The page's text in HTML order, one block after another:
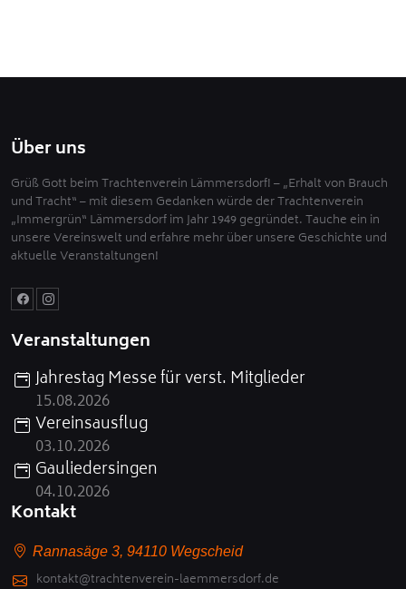
Über uns
Grüß Gott beim Trachtenverein Lämmersdorf! – „Erhalt von Brauch
und Tracht“ – mit diesem Gedanken würde der Trachtenverein
„Immergrün“ Lämmersdorf im Jahr 1949 gegründet. Tauche ein in
unsere Vereinswelt und erfahre mehr über unsere Geschichte und
aktuelle Veranstaltungen!
Veranstaltungen
Jahrestag Messe für verst. Mitglieder
15.08.2026
Vereinsausflug
03.10.2026
Gauliedersingen
04.10.2026
Kontakt
Rannasäge 3, 94110 Wegscheid
kontakt@trachtenverein-laemmersdorf.de